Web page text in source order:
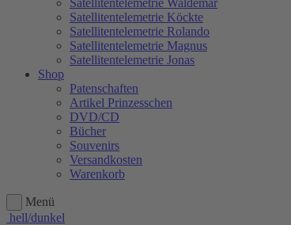
Satellitentelemetrie Waldemar
Satellitentelemetrie Köckte
Satellitentelemetrie Rolando
Satellitentelemetrie Magnus
Satellitentelemetrie Jonas
Shop
Patenschaften
Artikel Prinzesschen
DVD/CD
Bücher
Souvenirs
Versandkosten
Warenkorb
Menü
hell/dunkel